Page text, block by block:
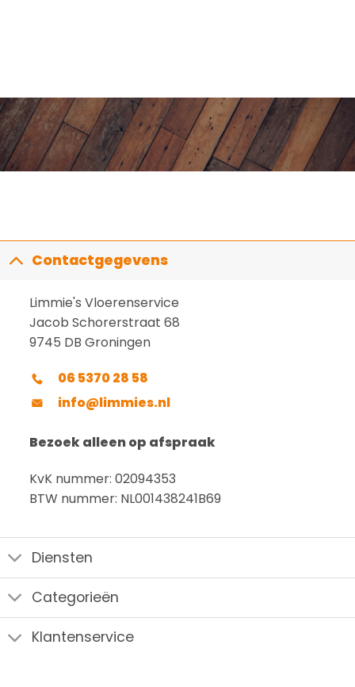
Contactgegevens
Limmie's Vloerenservice
Jacob Schorerstraat 68
9745 DB Groningen
06 5370 28 58
info@limmies.nl
Bezoek alleen op afspraak
KvK nummer: 02094353
BTW nummer: NL001438241B69
Diensten
Categorieën
Klantenservice